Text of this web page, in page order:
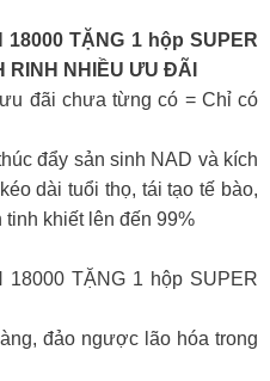
18000 TẶNG 1 hộp SUPER
RINH NHIỀU ƯU ĐÃI
đãi chưa từng có = Chỉ có
đẩy sản sinh NAD và kích
dài tuổi thọ, tái tạo tế bào,
khiết lên đến 99%
18000 TẶNG 1 hộp SUPER
đảo ngược lão hóa trong